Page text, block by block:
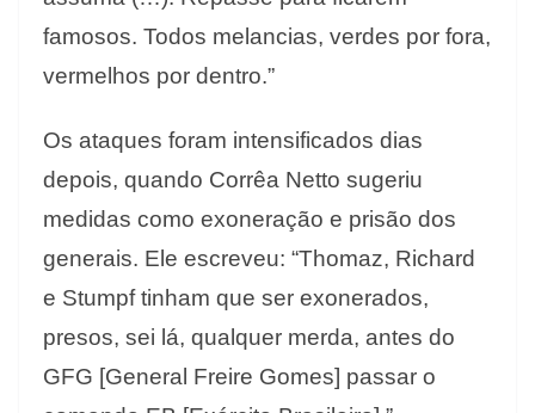
famosos. Todos melancias, verdes por fora,
vermelhos por dentro.”
Os ataques foram intensificados dias
depois, quando Corrêa Netto sugeriu
medidas como exoneração e prisão dos
generais. Ele escreveu: “Thomaz, Richard
e Stumpf tinham que ser exonerados,
presos, sei lá, qualquer merda, antes do
GFG [General Freire Gomes] passar o